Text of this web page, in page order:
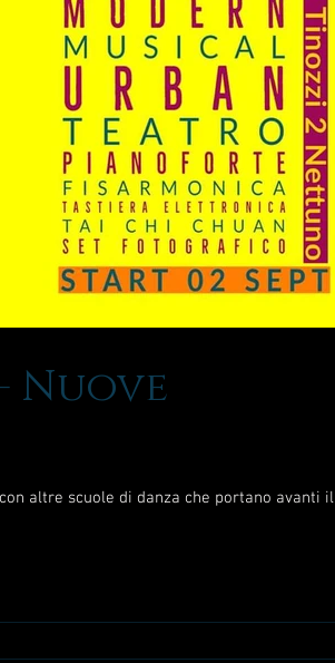
Nuove
altre scuole di danza che portano avanti il